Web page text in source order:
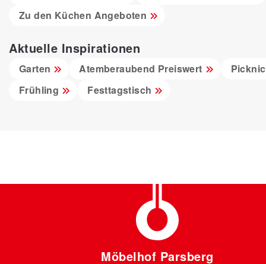
Zu den Küchen Angeboten
Aktuelle Inspirationen
Garten Atemberaubend Preiswert
Frühling
Festtagstisch
Möbelhof Parsberg